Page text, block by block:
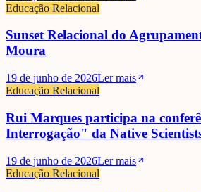
Educação Relacional
Sunset Relacional do
Moura
19 de junho de 2026Ler mais
Educação Relacional
Rui Marques participa na
Interrogação" da Native
19 de junho de 2026Ler mais
Educação Relacional